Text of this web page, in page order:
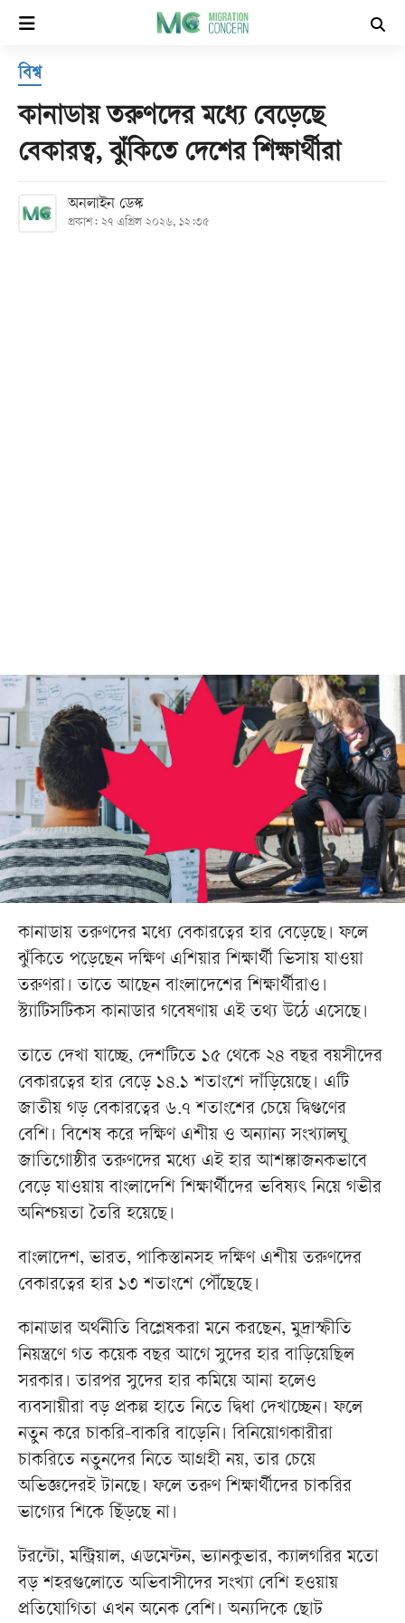
হোম
সর্বশেষ
বিভাগ
বিশ্ব
কানাডায় তরুণদের মধ্যে বেড়েছে
বেকারত্ব, ঝুঁকিতে দেশের শিক্ষার্থীরা
অনলাইন ডেস্ক
প্রকাশ: ২৭ এপ্রিল ২০২৬, ১২:৩৫
কানাডায় তরুণদের মধ্যে বেকারত্বের হার বেড়েছে। ফলে
ঝুঁকিতে পড়েছেন দক্ষিণ এশিয়ার শিক্ষার্থী ভিসায় যাওয়া
তরুণরা। তাতে আছেন বাংলাদেশের শিক্ষার্থীরাও।
স্ট্যাটিসটিকস কানাডার গবেষণায় এই তথ্য উঠে এসেছে।
তাতে দেখা যাচ্ছে, দেশটিতে ১৫ থেকে ২৪ বছর বয়সীদের
বেকারত্বের হার বেড়ে ১৪.১ শতাংশে দাঁড়িয়েছে। এটি
জাতীয় গড় বেকারত্বের ৬.৭ শতাংশের চেয়ে দ্বিগুণের
বেশি। বিশেষ করে দক্ষিণ এশীয় ও অন্যান্য সংখ্যালঘু
জাতিগোষ্ঠীর তরুণদের মধ্যে এই হার আশঙ্কাজনকভাবে
বেড়ে যাওয়ায় বাংলাদেশি শিক্ষার্থীদের ভবিষ্যৎ নিয়ে গভীর
অনিশ্চয়তা তৈরি হয়েছে।
বাংলাদেশ, ভারত, পাকিস্তানসহ দক্ষিণ এশীয় তরুণদের
বেকারত্বের হার ১৩ শতাংশে পৌঁছেছে।
কানাডার অর্থনীতি বিশ্লেষকরা মনে করছেন, মুদ্রাস্ফীতি
নিয়ন্ত্রণে গত কয়েক বছর আগে সুদের হার বাড়িয়েছিল
সরকার। তারপর সুদের হার কমিয়ে আনা হলেও
ব্যবসায়ীরা বড় প্রকল্প হাতে নিতে দ্বিধা দেখাচ্ছেন। ফলে
নতুন করে চাকরি-বাকরি বাড়েনি। বিনিয়োগকারীরা
চাকরিতে নতুনদের নিতে আগ্রহী নয়, তার চেয়ে
অভিজ্ঞদেরই টানছে। ফলে তরুণ শিক্ষার্থীদের চাকরির
ভাগ্যের শিকে ছিঁড়ছে না।
টরন্টো, মন্ট্রিয়াল, এডমেন্টন, ভ্যানকুভার, ক্যালগরির মতো
বড় শহরগুলোতে অভিবাসীদের সংখ্যা বেশি হওয়ায়
প্রতিযোগিতা এখন অনেক বেশি। অন্যদিকে ছোট